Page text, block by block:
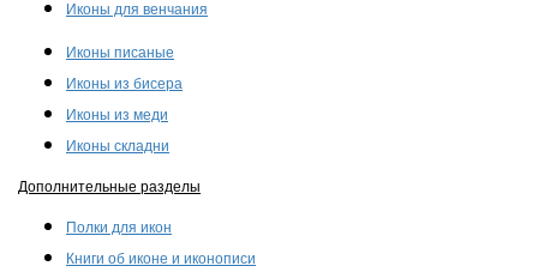
Иконы для венчания
Иконы писаные
Иконы из бисера
Иконы из меди
Иконы складни
Дополнительные разделы
Полки для икон
Книги об иконе и иконописи